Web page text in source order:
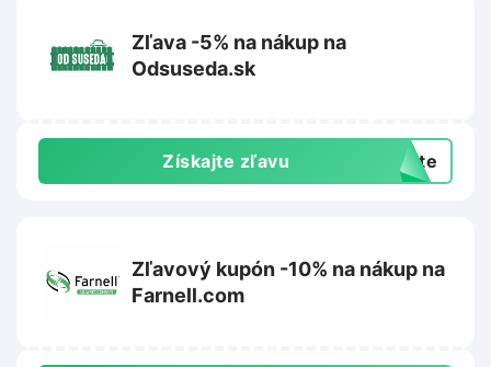
Zľava -5% na nákup na
Odsuseda.sk
Získajte zľavu exte
Zľavový kupón -10% na nákup na
Farnell.com